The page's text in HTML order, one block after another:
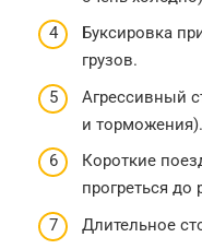
Буксировка
грузов.
Агрессивный
и торможения).
Короткие
прогреться до
Длительное